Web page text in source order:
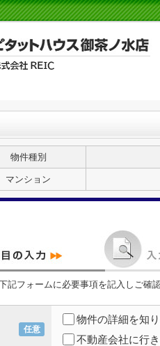
物件種別
マンション
記フォームに必要事項を記入しご確
任意
物件の詳細を知
不動産会社に行